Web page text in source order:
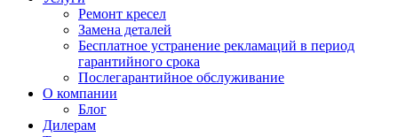
Ремонт кресел
Замена деталей
Бесплатное устранение рекламаций в период
гарантийного срока
Послегарантийное обслуживание
О компании
Блог
Дилерам